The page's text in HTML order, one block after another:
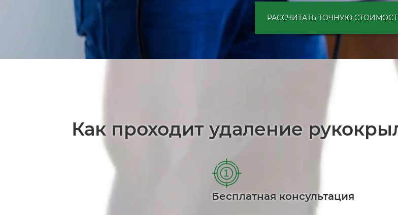
РАССЧИТАТЬ ТОЧНУЮ
Как проходит удаление
1
Бесплатная консультация